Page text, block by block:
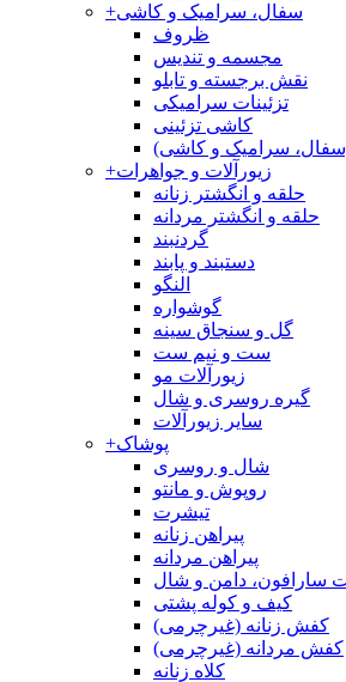
+سفال، سرامیک و کاشی
ظروف
مجسمه و تندیس
نقش برجسته و تابلو
تزئینات سرامیکی
کاشی تزئینی
سرامیک و کاشی)
+زیورآلات و جواهرات
حلقه و انگشتر زنانه
حلقه و انگشتر مردانه
گردنبند
دستبند و پابند
النگو
گوشواره
گل و سنجاق سینه
ست و نیم ست
زیورآلات مو
گیره روسری و شال
سایر زیورآلات
+پوشاک
شال و روسری
روپوش و مانتو
تیشرت
پیراهن زنانه
پیراهن مردانه
سارافون، دامن و شال
کیف و کوله پشتی
کفش زنانه (غیرچرمی)
کفش مردانه (غیرچرمی)
کلاه زنانه